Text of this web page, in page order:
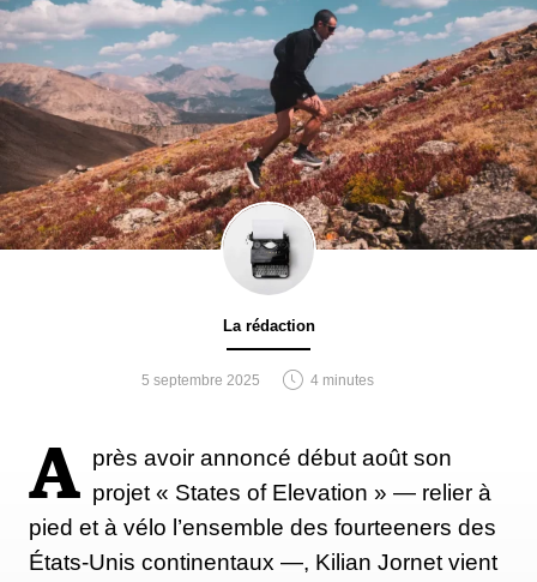
La rédaction
5 septembre 2025 4 minutes
A près avoir annoncé début août son
projet « States of Elevation » — relier à
pied et à vélo l’ensemble des fourteeners des
États-Unis continentaux —, Kilian Jornet vient